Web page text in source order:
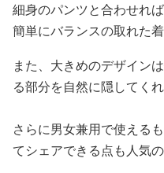
細身のパンツと合わせれ
簡単にバランスの取れた着
また、大きめのデザインは
る部分を自然に隠してくれ
さらに男女兼用で使えるも
てシェアできる点も人気の